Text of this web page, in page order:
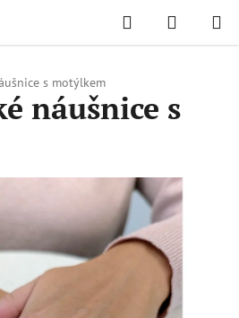
Hledat
KOŠÍK
s motýlkem
náušnice s